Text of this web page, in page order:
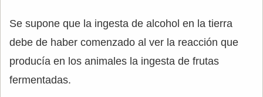
Se supone que la ingesta de alcohol en la tierra
debe de haber comenzado al ver la reacción que
producía en los animales la ingesta de frutas
fermentadas.